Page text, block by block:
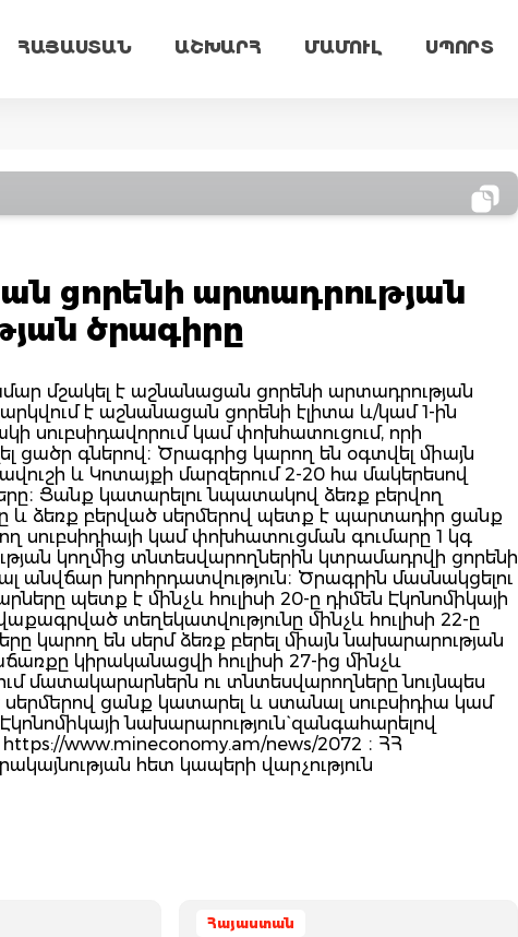
ՀԱՅԱՍՏԱՆ ԱՇԽԱՐՀ ՄԱՄՈՒԼ ՍՊՈՐՏ
ցորենի արտադրության
ծրագիրը
մշակել է աշնանացան ցորենի արտադրության
է աշնանացան ցորենի էլիտա և/կամ 1-ին
սուբսիդավորում կամ փոխհատուցում, որի
ցածր գներով։ Ծրագրից կարող են օգտվել միայն
և Կոտայքի մարզերում 2-20 հա մակերեսով
Ցանք կատարելու նպատակով ձեռք բերվող
և ձեռք բերված սերմերով պետք է պարտադիր ցանք
սուբսիդիայի կամ փոխհատուցման գումարը 1 կգ
կողմից տնտեսվարողներին կտրամադրվի ցորենի
անվճար խորհրդատվություն։ Ծրագրին մասնակցելու
պետք է մինչև հուլիսի 20-ը դիմեն Էկոնոմիկայի
տեղեկատվությունը մինչև հուլիսի 22-ը
կարող են սերմ ձեռք բերել միայն նախարարության
կիրականացվի հուլիսի 27-ից մինչև
մատակարարներն ու տնտեսվարողները նույնպես
ցանք կատարել և ստանալ սուբսիդիա կամ
նախարարություն` զանգահարելով
www.mineconomy.am/news/2072 ։ ՀՀ
հետ կապերի վարչություն
Հայաստան